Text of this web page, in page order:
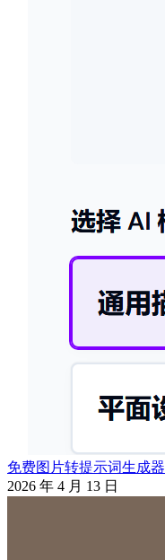
免费图片转提示词生成器
2026 年 4 月 13 日